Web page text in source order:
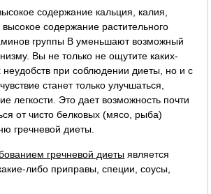
содержание кальция, калия,
содержание растительного
группы B уменьшают возможный
Вы не только не ощутите каких-
неудобств при соблюдении диеты, но и с
станет только улучшаться,
легкости. Это дает возможность почти
от чисто белковых (мясо, рыба)
гречневой диеты.
гречневой диеты является
либо приправы, специи, соусы,